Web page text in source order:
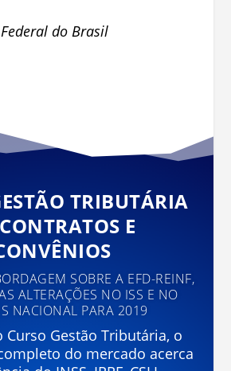
do Brasil
TRIBUTÁRIA
E
SOBRE A EFD-REINF,
ALTERAÇÕES NO ISS E NO
NACIONAL PARA 2019
Curso Gestão Tributária, o
do mercado acerca